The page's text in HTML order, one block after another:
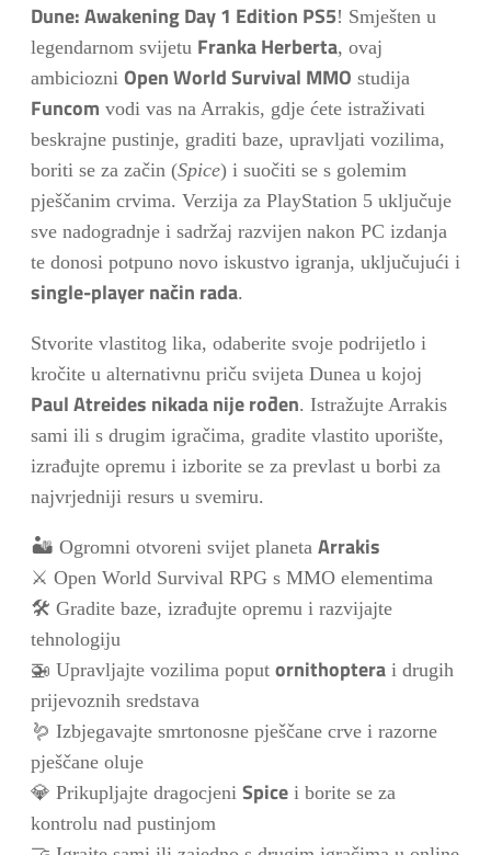
Dune: Awakening Day 1 Edition PS5! Smješten u
legendarnom svijetu Franka Herberta, ovaj
ambiciozni Open World Survival MMO studija
Funcom vodi vas na Arrakis, gdje ćete istraživati
beskrajne pustinje, graditi baze, upravljati vozilima,
boriti se za začin (Spice) i suočiti se s golemim
pješčanim crvima. Verzija za PlayStation 5 uključuje
sve nadogradnje i sadržaj razvijen nakon PC izdanja
te donosi potpuno novo iskustvo igranja, uključujući i
single-player način rada.
Stvorite vlastitog lika, odaberite svoje podrijetlo i
kročite u alternativnu priču svijeta Dunea u kojoj
Paul Atreides nikada nije rođen. Istražujte Arrakis
sami ili s drugim igračima, gradite vlastito uporište,
izrađujte opremu i izborite se za prevlast u borbi za
najvrjedniji resurs u svemiru.
🏜️ Ogromni otvoreni svijet planeta Arrakis
⚔️ Open World Survival RPG s MMO elementima
🛠️ Gradite baze, izrađujte opremu i razvijajte
tehnologiju
🚁 Upravljajte vozilima poput ornithoptera i drugih
prijevoznih sredstava
🪱 Izbjegavajte smrtonosne pješčane crve i razorne
pješčane oluje
💎 Prikupljajte dragocjeni Spice i borite se za
kontrolu nad pustinjom